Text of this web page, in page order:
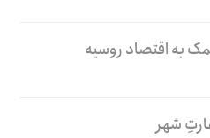
به اقتصاد روسیه
شهر